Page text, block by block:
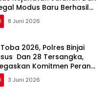
Modus Baru Berhasil
8 Juni 2026
2026, Polres Binjai
Dan 28 Tersangka,
Komitmen Perangi
Hukumnya
3 Juni 2026